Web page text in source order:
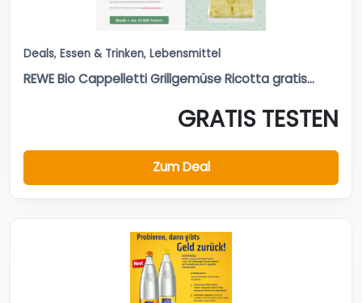
Deals, Essen & Trinken, Lebensmittel
REWE Bio Cappelletti Grillgemüse Ricotta gratis...
GRATIS TESTEN
Zum Deal